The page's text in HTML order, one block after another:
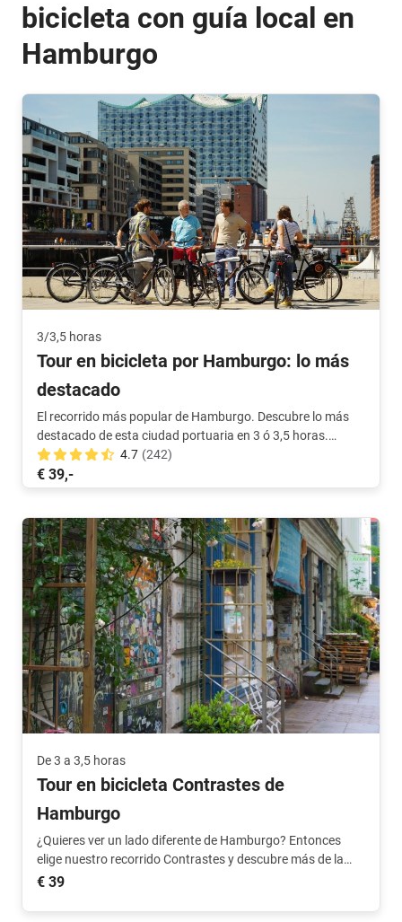
bicicleta con guía local en
Hamburgo
3/3,5 horas
Tour en bicicleta por Hamburgo: lo más
destacado
El recorrido más popular de Hamburgo. Descubre lo más
destacado de esta ciudad portuaria en 3 ó 3,5 horas.
¡Descubre la ciudad con un lugareño!
4.7 (242)
€ 39,-
De 3 a 3,5 horas
Tour en bicicleta Contrastes de
Hamburgo
¿Quieres ver un lado diferente de Hamburgo? Entonces
elige nuestro recorrido Contrastes y descubre más de la
ciudad.
€ 39